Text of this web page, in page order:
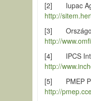
[2] Iupac
http://
[3] Országos
http://
[4] IPCS
http://
[5] PMEP
http://